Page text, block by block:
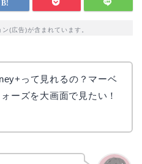
(広告)が含まれています。
って見れるの？マーベ
ーズを大画面で見たい！